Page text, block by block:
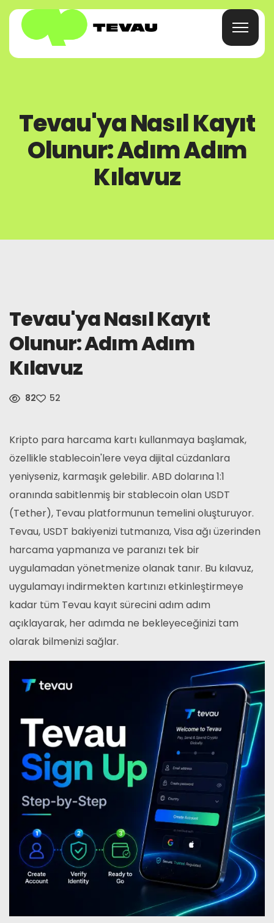
Kart
Üye Olmak
Türkçe
Tevau'ya Nasıl Kayıt
Olunur: Adım Adım
Kılavuz
Tevau'ya Nasıl Kayıt
Olunur: Adım Adım
Kılavuz
82 52
Kripto para harcama kartı kullanmaya başlamak,
özellikle stablecoin'lere veya dijital cüzdanlara
yeniyseniz, karmaşık gelebilir. ABD dolarına 1:1
oranında sabitlenmiş bir stablecoin olan USDT
(Tether), Tevau platformunun temelini oluşturuyor.
Tevau, USDT bakiyenizi tutmanıza, Visa ağı üzerinden
harcama yapmanıza ve paranızı tek bir
uygulamadan yönetmenize olanak tanır. Bu kılavuz,
uygulamayı indirmekten kartınızı etkinleştirmeye
kadar tüm Tevau kayıt sürecini adım adım
açıklayarak, her adımda ne bekleyeceğinizi tam
olarak bilmenizi sağlar.